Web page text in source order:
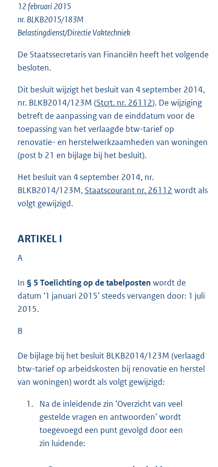
:
1
b
12 februari 2015
nr. BLKB2015/183M
Belastingdienst/Directie Vaktechniek
De Staatssecretaris van Financiën heeft het volgende
besloten.
Dit besluit wijzigt het besluit van 4 september 2014,
nr. BLKB2014/123M (Stcrt. nr. 26112). De wijziging
betreft de aanpassing van de einddatum voor de
toepassing van het verlaagde btw-tarief op
renovatie- en herstelwerkzaamheden van woningen
(post b 21 en bijlage bij het besluit).
Het besluit van 4 september 2014, nr.
BLKB2014/123M, Staatscourant nr. 26112 wordt als
volgt gewijzigd.
ARTIKEL I
A
In § 5 Toelichting op de tabelposten wordt de
datum ‘1 januari 2015’ steeds vervangen door: 1 juli
2015.
B
De bijlage bij het besluit BLKB2014/123M (verlaagd
btw-tarief op arbeidskosten bij renovatie en herstel
van woningen) wordt als volgt gewijzigd:
1.
Na de inleidende zin ‘Overzicht van veel
gestelde vragen en antwoorden’ wordt
toegevoegd een punt gevolgd door een
zin luidende: